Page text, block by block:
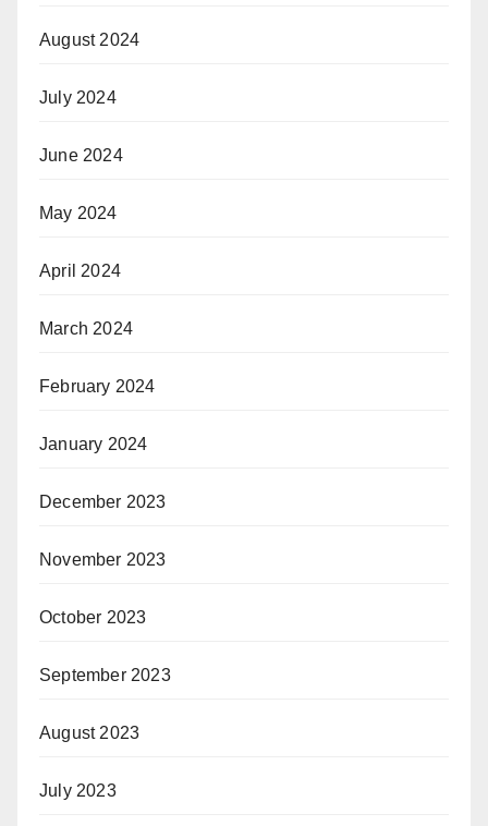
August 2024
July 2024
June 2024
May 2024
April 2024
March 2024
February 2024
January 2024
December 2023
November 2023
October 2023
September 2023
August 2023
July 2023